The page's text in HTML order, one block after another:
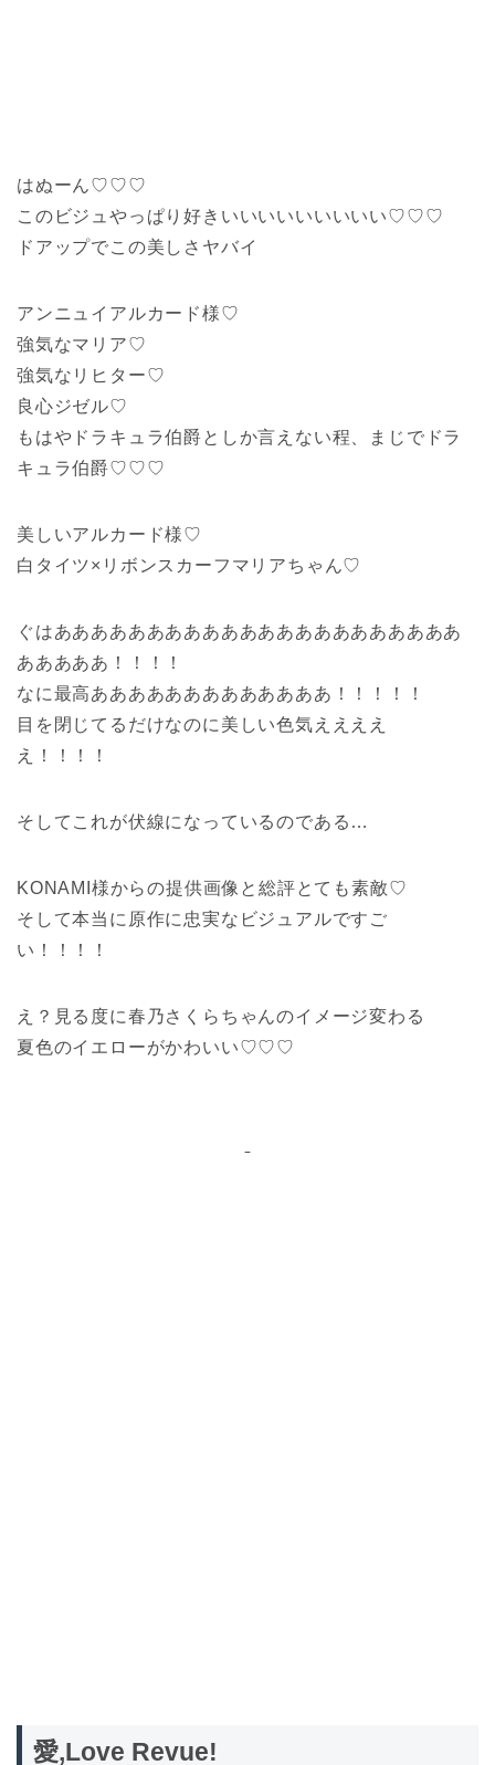
はぬーん♡♡♡
このビジュやっぱり好きいいいいいいいいい♡♡♡
ドアップでこの美しさヤバイ
アンニュイアルカード様♡
強気なマリア♡
強気なリヒター♡
良心ジゼル♡
もはやドラキュラ伯爵としか言えない程、まじでドラ
キュラ伯爵♡♡♡
美しいアルカード様♡
白タイツ×リボンスカーフマリアちゃん♡
ぐはああああああああああああああああああああああ
あああああ！！！！
なに最高あああああああああああああ！！！！！
目を閉じてるだけなのに美しい色気ええええ
え！！！！
そしてこれが伏線になっているのである…
KONAMI様からの提供画像と総評とても素敵♡
そして本当に原作に忠実なビジュアルですご
い！！！！
え？見る度に春乃さくらちゃんのイメージ変わる
夏色のイエローがかわいい♡♡♡
愛,Love Revue!